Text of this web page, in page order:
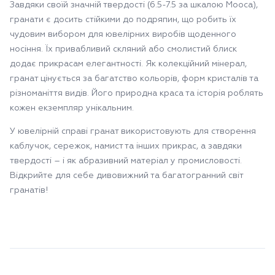
Завдяки своїй значній твердості (6.5-7.5 за шкалою Мооса),
гранати є досить стійкими до подряпин, що робить їх
чудовим вибором для ювелірних виробів щоденного
носіння. Їх привабливий скляний або смолистий блиск
додає прикрасам елегантності. Як колекційний мінерал,
гранат цінується за багатство кольорів, форм кристалів та
різноманіття видів. Його природна краса та історія роблять
кожен екземпляр унікальним.
У ювелірній справі гранат використовують для створення
каблучок, сережок, намист та інших прикрас, а завдяки
твердості – і як абразивний матеріал у промисловості.
Відкрийте для себе дивовижний та багатогранний світ
гранатів!